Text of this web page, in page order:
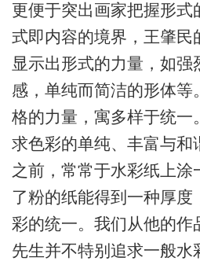
更便于突出画家把握形式
式即内容的境界，王肇民
显示出形式的力量，如强
感，单纯而简洁的形体等
格的力量，寓多样于统一
求色彩的单纯、丰富与和
之前，常常于水彩纸上涂
了粉的纸能得到一种厚度
彩的统一。我们从他的作
先生并不特别追求一般水